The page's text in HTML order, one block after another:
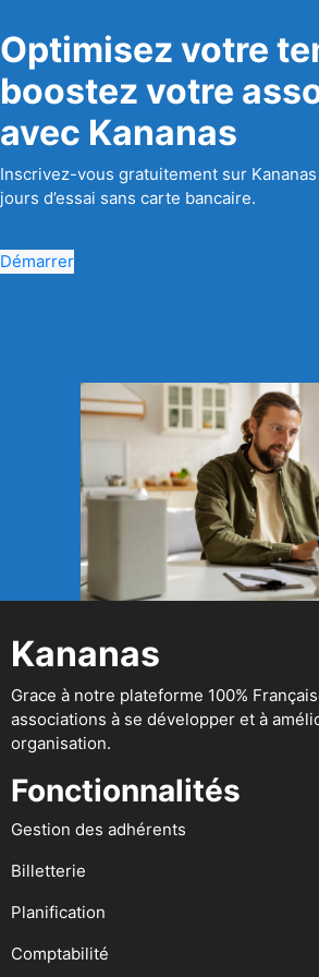
Optimisez votre
boostez votre
avec Kananas
Inscrivez-vous gratuitement sur
jours d’essai sans carte bancaire.
Démarrer
Kananas
Grace à notre plateforme 100%
associations à se développer et à
organisation.
Fonctionnalités
Gestion des adhérents
Billetterie
Planification
Comptabilité